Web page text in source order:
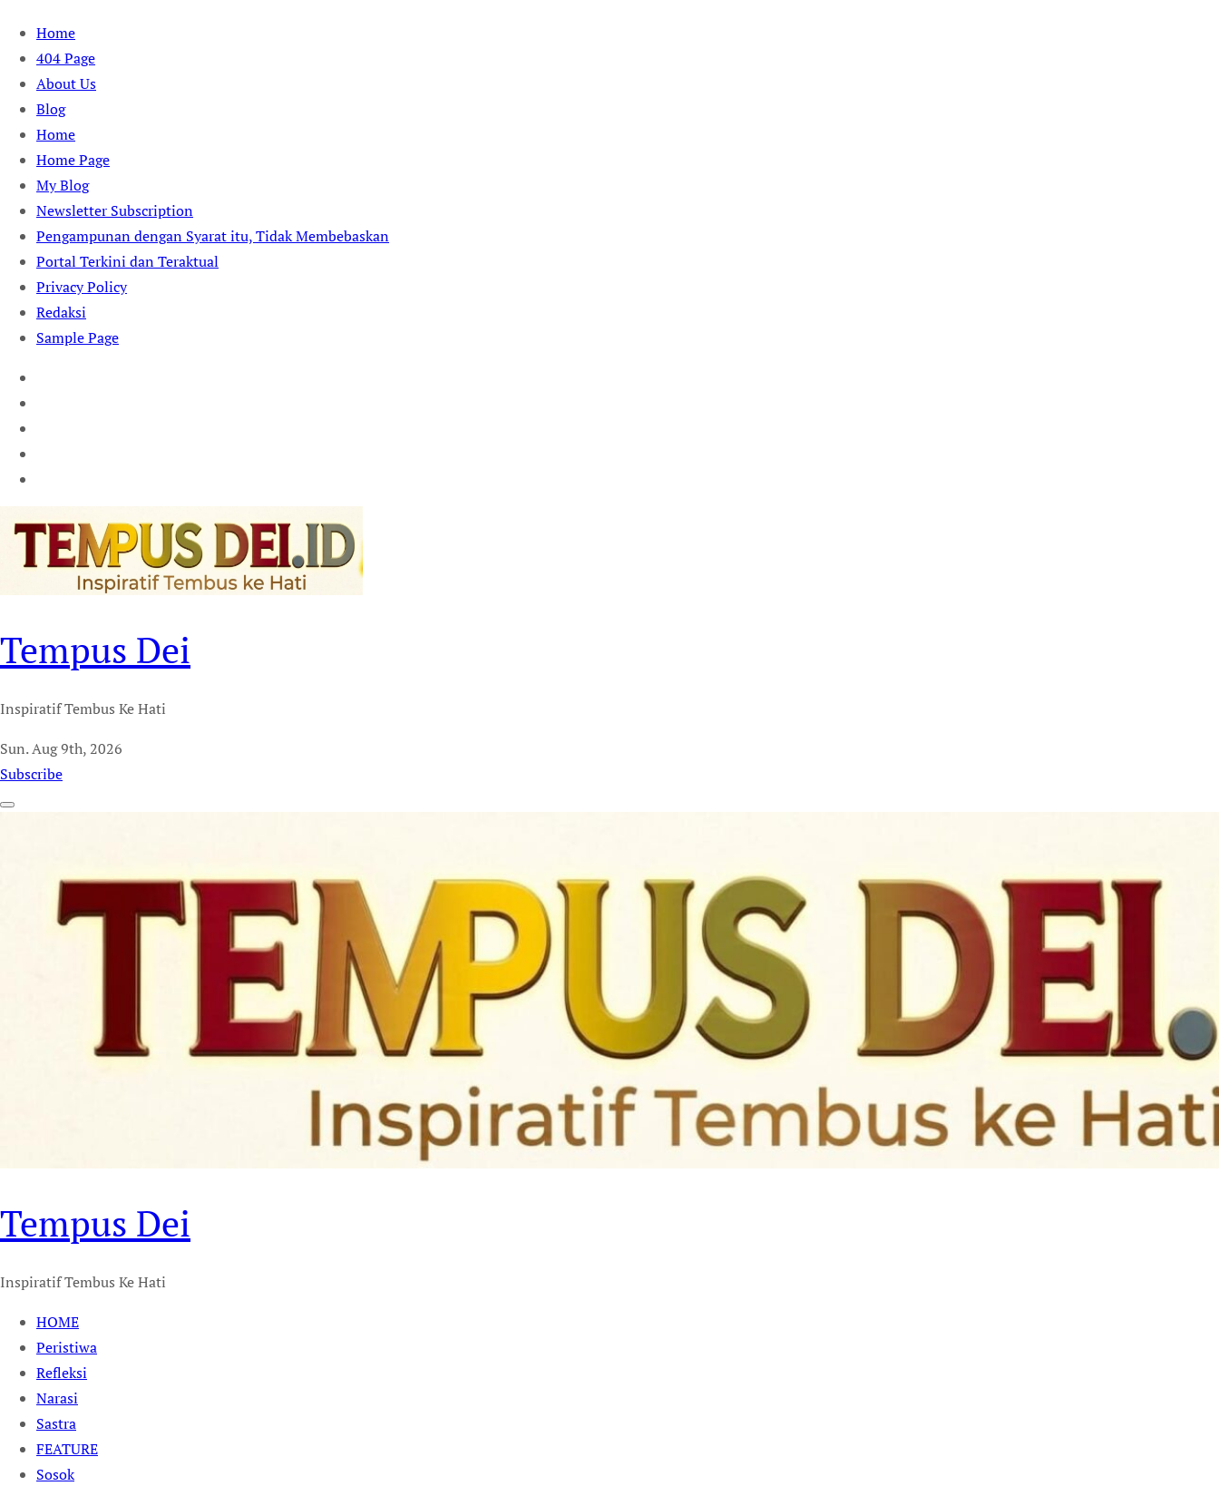
Skip
content
Home
404 Page
About Us
Blog
Home
Home Page
My Blog
Newsletter Subscription
Pengampunan dengan Syarat itu, Tidak Membebaskan
Portal Terkini dan Teraktual
Privacy Policy
Redaksi
Sample Page
Tempus Dei
Inspiratif Tembus Ke Hati
Sun. Aug 9th, 2026
Subscribe
Tempus Dei
Inspiratif Tembus Ke Hati
HOME
Peristiwa
Refleksi
Narasi
Sastra
FEATURE
Sosok